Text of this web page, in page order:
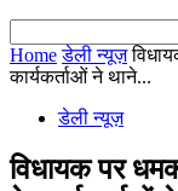
Home डेली न्यूज़
कार्यकर्ताओं ने थाने...
डेली न्यूज़
विधायक पर